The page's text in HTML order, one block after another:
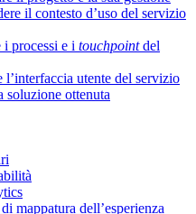
il contesto d’uso del servizio
i processi e i touchpointdel
l’interfaccia utente del servizio
soluzione ottenuta
mappatura dell’esperienza